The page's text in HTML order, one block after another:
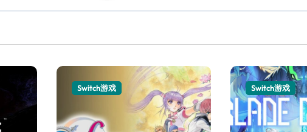
Switch游戏 Switch游戏